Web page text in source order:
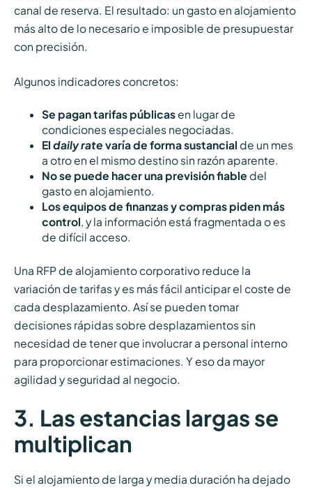
canal de reserva. El resultado: un gasto en alojamiento
más alto de lo necesario e imposible de presupuestar
con precisión.
Algunos indicadores concretos:
Se pagan tarifas públicasen lugar de
condiciones especiales negociadas.
El daily rate varía de forma sustancial de un mes
a otro en el mismo destino sin razón aparente.
No se puede hacer una previsión fiable del
gasto en alojamiento.
Los equipos de finanzas y compras piden más
control, y la información está fragmentada o es
de difícil acceso.
Una RFP de alojamiento corporativo reduce la
variación de tarifas y es más fácil anticipar el coste de
cada desplazamiento. Así se pueden tomar
decisiones rápidas sobre desplazamientos sin
necesidad de tener que involucrar a personal interno
para proporcionar estimaciones. Y eso da mayor
agilidad y seguridad al negocio.
3. Las estancias largas se
multiplican
Si el alojamiento de larga y media duración ha dejado